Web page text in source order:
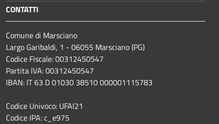
CONTATTI
Comune di Marsciano
Largo Garibaldi, 1 - 06055 Marsciano (PG)
Codice Fiscale: 00312450547
Partita IVA: 00312450547
IBAN: IT 63 D 01030 38510 000001115783
Codice Univoco: UFAI21
Codice IPA: c_e975